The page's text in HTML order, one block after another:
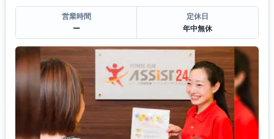
営業時間
ー
定休日
年中無休